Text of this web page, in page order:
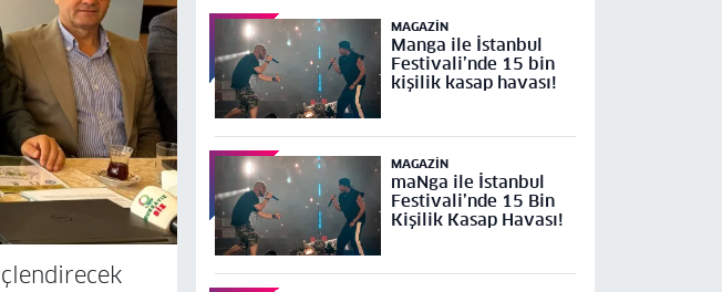
MAGAZIN
Manga ile İstanbul
Festivali’nde 15 bin
kişilik kasap havası!
MAGAZIN
maNga ile İstanbul
Festivali’nde 15 Bin
Kişilik Kasap Havası!